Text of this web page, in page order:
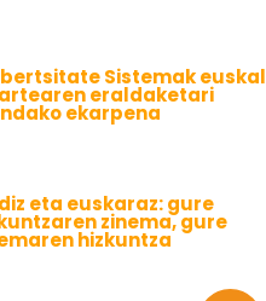
Sistemak euskal
eraldaketari
ekarpena
eta euskaraz: gure
zinema, gure
hizkuntza